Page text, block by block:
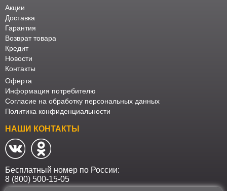
Акции
Доставка
Гарантия
Возврат товара
Кредит
Новости
Контакты
Оферта
Информация потребителю
Согласие на обработку персональных данных
Политика конфиденциальности
НАШИ КОНТАКТЫ
Бесплатный номер по России:
8 (800) 500-15-05